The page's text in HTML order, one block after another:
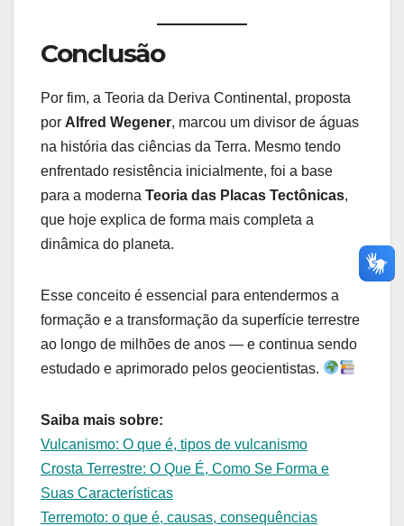
Conclusão
Por fim, a Teoria da Deriva Continental, proposta
por Alfred Wegener, marcou um divisor de águas
na história das ciências da Terra. Mesmo tendo
enfrentado resistência inicialmente, foi a base
para a moderna Teoria das Placas Tectônicas,
que hoje explica de forma mais completa a
dinâmica do planeta.
Esse conceito é essencial para entendermos a
formação e a transformação da superfície terrestre
ao longo de milhões de anos — e continua sendo
estudado e aprimorado pelos geocientistas.
Saiba mais sobre:
Vulcanismo: O que é, tipos de vulcanismo
Crosta Terrestre: O Que É, Como Se Forma e
Suas Características
Terremoto: o que é, causas, consequências